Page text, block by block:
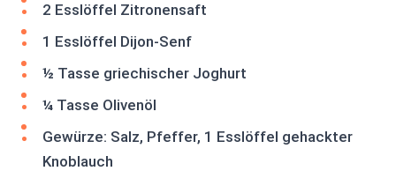
2 Esslöffel Zitronensaft
1 Esslöffel Dijon-Senf
½ Tasse griechischer Joghurt
¼ Tasse Olivenöl
Gewürze: Salz, Pfeffer, 1 Esslöffel gehackter
Knoblauch